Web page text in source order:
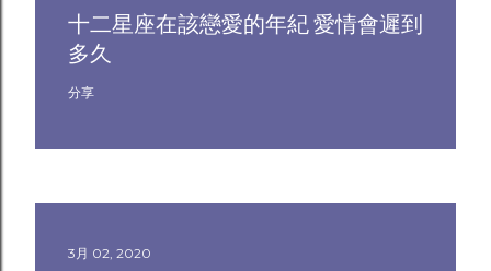
十二星座在該戀愛的年紀 愛情會遲到
多久
分享
3月 02, 2020